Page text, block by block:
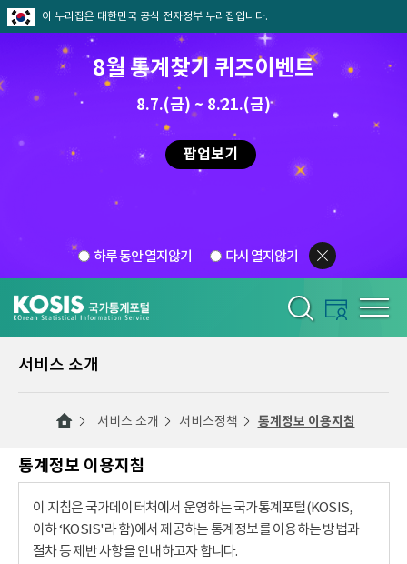
이 누리집은 대한민국 공식 전자정부 누리집입니다.
8월 통계찾기 퀴즈이벤트
8.7.(금) ~ 8.21.(금)
팝업보기
하루 동안 열지않기 다시 열지않기
서비스 소개
서비스 소개 서비스정책 통계정보 이용지침
통계정보 이용지침
이 지침은 국가데이터처에서 운영하는 국가통계포털(KOSIS,
이하 ‘KOSIS'라 함)에서 제공하는 통계정보를 이용하는 방법과
절차 등 제반 사항을 안내하고자 합니다.